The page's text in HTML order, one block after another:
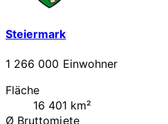
Steiermark
1 266 000 Einwohner
Fläche
16 401 km²
Ø Bruttomiete